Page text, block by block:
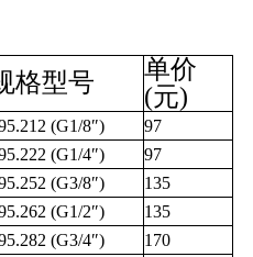
格型号
单价
(元)
(G1/8″)
97
(G1/4″)
97
(G3/8″)
135
(G1/2″)
135
(G3/4″)
170